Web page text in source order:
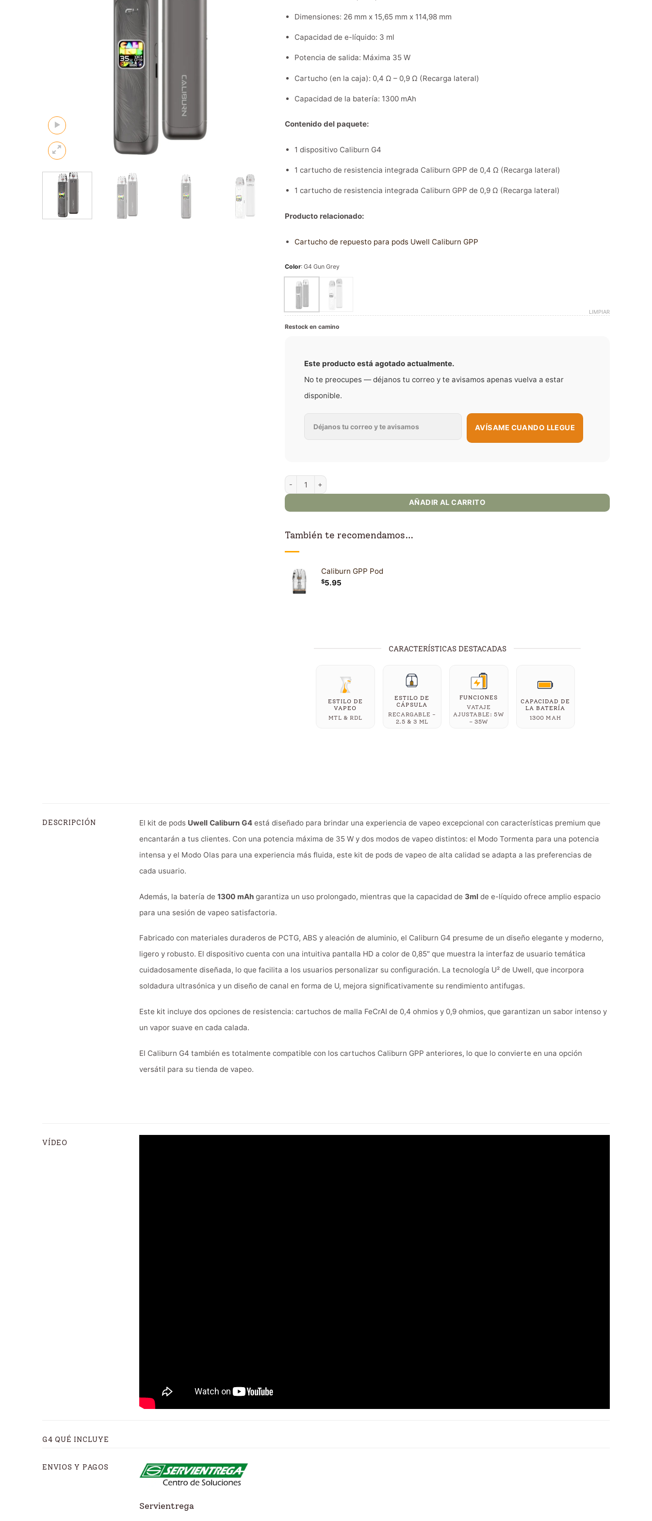
Dimensiones: 26 mm x 15,65 mm x 114,98 mm
Capacidad de e-líquido: 3 ml
Potencia de salida: Máxima 35 W
Cartucho (en la caja): 0,4 Ω – 0,9 Ω (Recarga lateral)
Capacidad de la batería: 1300 mAh
Contenido del paquete:
1 dispositivo Caliburn G4
1 cartucho de resistencia integrada Caliburn GPP de 0,4 Ω (Recarga lateral)
1 cartucho de resistencia integrada Caliburn GPP de 0,9 Ω (Recarga lateral)
Producto relacionado:
Cartucho de repuesto para pods Uwell Caliburn GPP
Color: G4 Gun Grey
LIMPIAR
Restock en camino
Este producto está agotado actualmente.
No te preocupes — déjanos tu correo y te avisamos apenas vuelva a estar
disponible.
AVÍSAME CUANDO LLEGUE
Caliburn G4 Pod Kit Uwell cantidad
AÑADIR AL CARRITO
También te recomendamos…
Caliburn GPP Pod
$5.95
CARACTERÍSTICAS DESTACADAS
ESTILO DE
VAPEO
MTL & RDL
ESTILO DE
CÁPSULA
RECARGABLE -
2.5 & 3 ML
FUNCIONES
VATAJE
AJUSTABLE: 5W
– 35W
CAPACIDAD DE
LA BATERÍA
1300 MAH
DESCRIPCIÓN El kit de pods Uwell Caliburn G4 está diseñado para brindar una experiencia de vapeo excepcional con características premium que
encantarán a tus clientes. Con una potencia máxima de 35 W y dos modos de vapeo distintos: el Modo Tormenta para una potencia
intensa y el Modo Olas para una experiencia más fluida, este kit de pods de vapeo de alta calidad se adapta a las preferencias de
cada usuario.
Además, la batería de 1300 mAh garantiza un uso prolongado, mientras que la capacidad de 3ml de e-líquido ofrece amplio espacio
para una sesión de vapeo satisfactoria.
Fabricado con materiales duraderos de PCTG, ABS y aleación de aluminio, el Caliburn G4 presume de un diseño elegante y moderno,
ligero y robusto. El dispositivo cuenta con una intuitiva pantalla HD a color de 0,85″ que muestra la interfaz de usuario temática
cuidadosamente diseñada, lo que facilita a los usuarios personalizar su configuración. La tecnología U² de Uwell, que incorpora
soldadura ultrasónica y un diseño de canal en forma de U, mejora significativamente su rendimiento antifugas.
Este kit incluye dos opciones de resistencia: cartuchos de malla FeCrAI de 0,4 ohmios y 0,9 ohmios, que garantizan un sabor intenso y
un vapor suave en cada calada.
El Caliburn G4 también es totalmente compatible con los cartuchos Caliburn GPP anteriores, lo que lo convierte en una opción
versátil para su tienda de vapeo.
VÍDEO
G4 QUÉ INCLUYE
ENVIOS Y PAGOS
Servientrega